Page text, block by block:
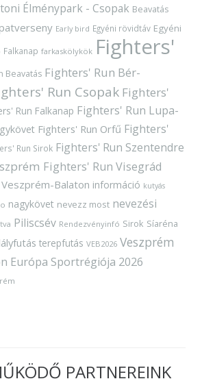
Élménypark - Csopak Beavatás
Early bird Egyéni rövidtáv Egyéni
Falkanap farkaskölykök Fighters'
Beavatás Fighters' Run Bér-
Run Csopak Fighters'
Run Falkanap Fighters' Run Lupa-
Fighters' Run Orfű Fighters'
Run Sirok Fighters' Run Szentendre
Fighters' Run Visegrád
Balaton információ kutyás
nagykövet nevezz most nevezési
Piliscsév Rendezvényinfó Sirok Síaréna
terepfutás VEB2026 Veszprém
Európa Sportrégiója 2026
PARTNEREINK